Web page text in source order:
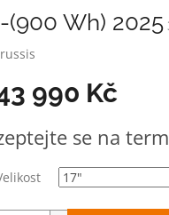
(900 Wh) 2025
990 Kč
se na